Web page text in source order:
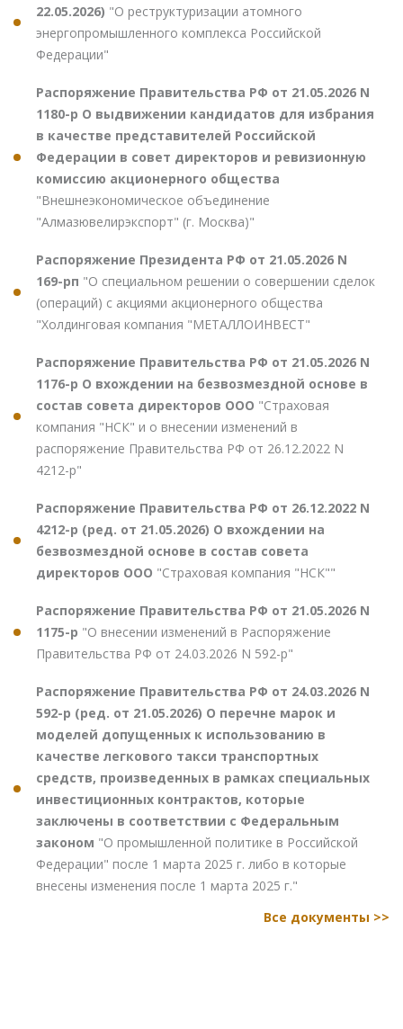
22.05.2026) "О реструктуризации атомного
энергопромышленного комплекса Российской
Федерации"
Распоряжение Правительства РФ от 21.05.2026 N
1180-р О выдвижении кандидатов для избрания
в качестве представителей Российской
Федерации в совет директоров и ревизионную
комиссию акционерного общества
"Внешнеэкономическое объединение
"Алмазювелирэкспорт" (г. Москва)"
Распоряжение Президента РФ от 21.05.2026 N
169-рп "О специальном решении о совершении сделок
(операций) с акциями акционерного общества
"Холдинговая компания "МЕТАЛЛОИНВЕСТ"
Распоряжение Правительства РФ от 21.05.2026 N
1176-р О вхождении на безвозмездной основе в
состав совета директоров ООО "Страховая
компания "НСК" и о внесении изменений в
распоряжение Правительства РФ от 26.12.2022 N
4212-р"
Распоряжение Правительства РФ от 26.12.2022 N
4212-р (ред. от 21.05.2026) О вхождении на
безвозмездной основе в состав совета
директоров ООО "Страховая компания "НСК""
Распоряжение Правительства РФ от 21.05.2026 N
1175-р "О внесении изменений в Распоряжение
Правительства РФ от 24.03.2026 N 592-р"
Распоряжение Правительства РФ от 24.03.2026 N
592-р (ред. от 21.05.2026) О перечне марок и
моделей допущенных к использованию в
качестве легкового такси транспортных
средств, произведенных в рамках специальных
инвестиционных контрактов, которые
заключены в соответствии с Федеральным
законом "О промышленной политике в Российской
Федерации" после 1 марта 2025 г. либо в которые
внесены изменения после 1 марта 2025 г."
Все документы >>